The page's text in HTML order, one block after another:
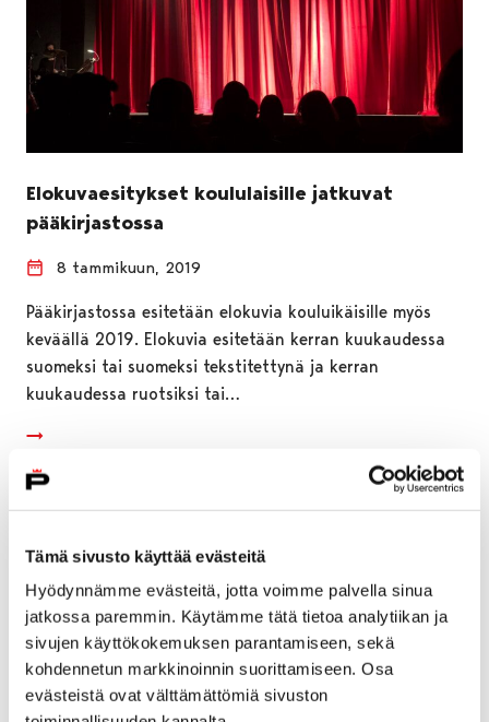
Tämä sivusto käyttää evästeitä
Hyödynnämme evästeitä, jotta voimme palvella sinua
jatkossa paremmin. Käytämme tätä tietoa analytiikan ja
sivujen käyttökokemuksen parantamiseen, sekä
kohdennetun markkinoinnin suorittamiseen. Osa
evästeistä ovat välttämättömiä sivuston
Elokuvaesitykset koululaisille jatkuvat
pääkirjastossa
8 tammikuun, 2019
Pääkirjastossa esitetään elokuvia kouluikäisille myös
keväällä 2019. Elokuvia esitetään kerran kuukaudessa
suomeksi tai suomeksi tekstitettynä ja kerran
kuukaudessa ruotsiksi tai…